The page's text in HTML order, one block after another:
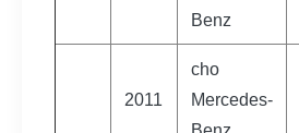
Benz
2011
cho
Mercedes-